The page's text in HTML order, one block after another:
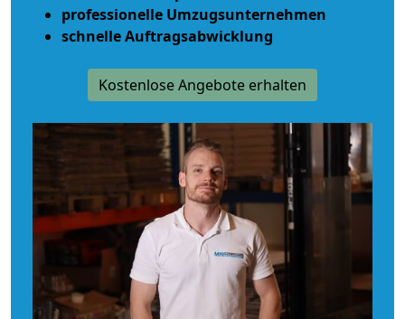
professionelle Umzugsunternehmen
schnelle Auftragsabwicklung
Kostenlose Angebote erhalten